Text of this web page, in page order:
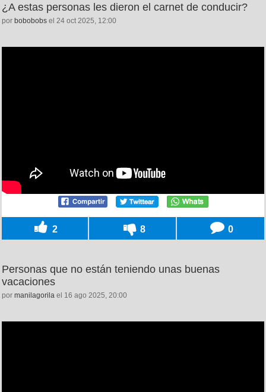
¿A estas personas les dieron el carnet de conducir?
por bobobobs el 24 oct 2025, 12:00
2 8 0
Personas que no están teniendo unas buenas
vacaciones
por manilagorila el 16 ago 2025, 20:00